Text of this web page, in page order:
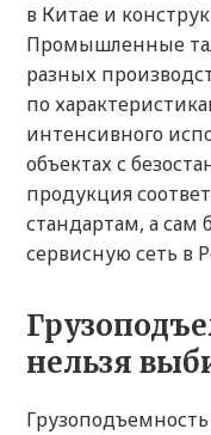
в Китае и
Промышленные
разных
по
интенсивного
объектах с
продукция
стандартам, а
сервисную сеть в
нельзя